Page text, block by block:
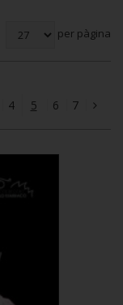
per pàgina
4 5 6 7